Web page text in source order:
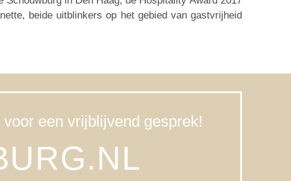
beide uitblinkers op het gebied van gastvrijheid
een vrijblijvend gesprek!